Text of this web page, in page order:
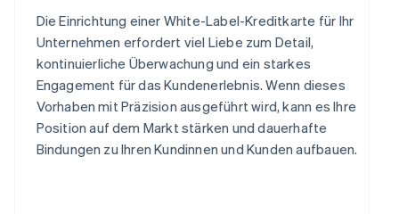
Die Einrichtung einer White-Label-Kreditkarte für Ihr
Unternehmen erfordert viel Liebe zum Detail,
kontinuierliche Überwachung und ein starkes
Engagement für das Kundenerlebnis. Wenn dieses
Vorhaben mit Präzision ausgeführt wird, kann es Ihre
Position auf dem Markt stärken und dauerhafte
Bindungen zu Ihren Kundinnen und Kunden aufbauen.